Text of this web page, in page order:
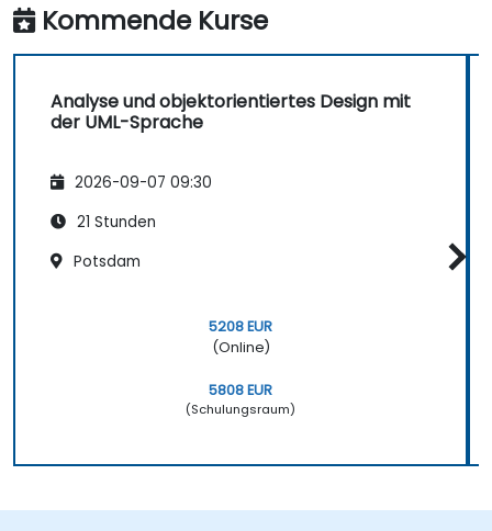
Kommende Kurse
Analyse und objektorientiertes Design mit
der UML-Sprache
2026-09-07 09:30
21 Stunden
Potsdam
5208 EUR
(Online)
5808 EUR
(Schulungsraum)